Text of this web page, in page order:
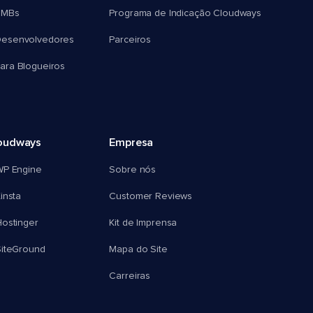
Blogueiros
Programa de Indicação Cloudways
Parceiros
Engine
Empresa
Sobre nós
Customer Reviews
Kit de Imprensa
Mapa do Site
Carreiras